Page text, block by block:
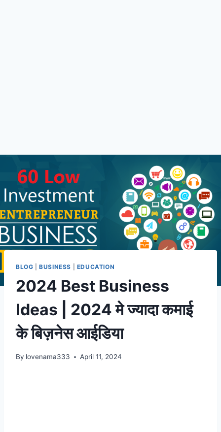
BLOG |BUSINESS EDUCATION
2024 Best Business
Ideas | 2024 मे ज्यादा कमाई
के बिज़नेस आईडिया
By lovenama333 April 11, 2024